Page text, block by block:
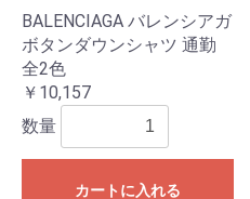
BALENCIAGA バレンシアガ
ボタンダウンシャツ 通勤
全2色
￥10,157
数量
カートに入れる